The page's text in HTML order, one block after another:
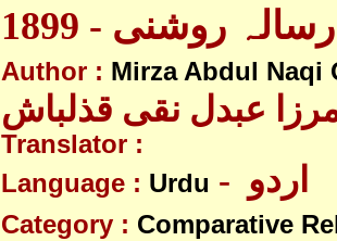
Author : Mirza Abdul Naqi
عبدل نقی قذلباش
Translator :
Language : Urdu
Category : Comparative